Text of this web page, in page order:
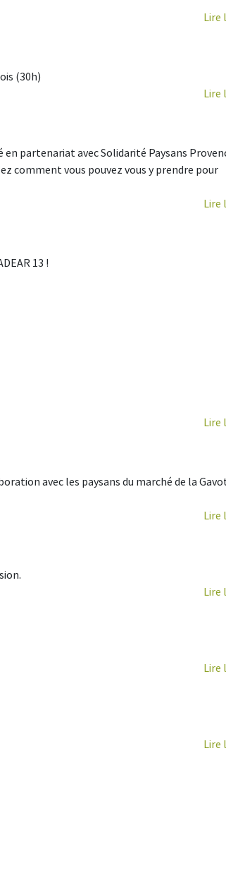
Lire
(30h)
Lire
en partenariat avec Solidarité Paysans
comment vous pouvez vous y prendre pour
Lire
13 !
Lire
avec les paysans du marché de la
Lire
Lire
Lire
Lire